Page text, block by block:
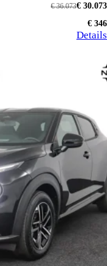
€ 30.073
€ 36.073
€ 346
Details